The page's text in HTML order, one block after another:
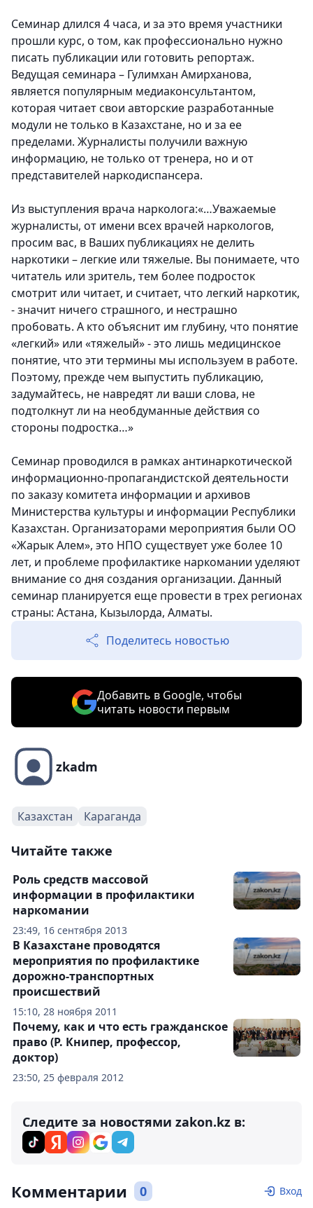
Семинар длился 4 часа, и за это время участники
прошли курс, о том, как профессионально нужно
писать публикации или готовить репортаж.
Ведущая семинара – Гулимхан Амирханова,
является популярным медиаконсультантом,
которая читает свои авторские разработанные
модули не только в Казахстане, но и за ее
пределами. Журналисты получили важную
информацию, не только от тренера, но и от
представителей наркодиспансера.
Из выступления врача нарколога:«…Уважаемые
журналисты, от имени всех врачей наркологов,
просим вас, в Ваших публикациях не делить
наркотики – легкие или тяжелые. Вы понимаете, что
читатель или зритель, тем более подросток
смотрит или читает, и считает, что легкий наркотик,
- значит ничего страшного, и нестрашно
пробовать. А кто объяснит им глубину, что понятие
«легкий» или «тяжелый» - это лишь медицинское
понятие, что эти термины мы используем в работе.
Поэтому, прежде чем выпустить публикацию,
задумайтесь, не навредят ли ваши слова, не
подтолкнут ли на необдуманные действия со
стороны подростка…»
Семинар проводился в рамках антинаркотической
информационно-пропагандистской деятельности
по заказу комитета информации и архивов
Министерства культуры и информации Республики
Казахстан. Организаторами мероприятия были ОО
«Жарык Алем», это НПО существует уже более 10
лет, и проблеме профилактике наркомании уделяют
внимание со дня создания организации. Данный
семинар планируется еще провести в трех регионах
страны: Астана, Кызылорда, Алматы.
Поделитесь новостью
Добавить в Google, чтобы
читать новости первым
zkadm
Казахстан Караганда
Читайте также
23:49, 16 сентября 2013
Роль средств массовой
информации в профилактики
наркомании
15:10, 28 ноября 2011
В Казахстане проводятся
мероприятия по профилактике
дорожно-транспортных
происшествий
23:50, 25 февраля 2012
Почему, как и что есть гражданское
право (Р. Книпер, профессор,
доктор)
Следите за новостями zakon.kz в:
Комментарии 0 Вход